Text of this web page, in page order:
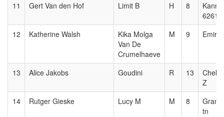
11 Gert Van den Hof Limit B H 8
6261
12
Katherine Walsh
Kika Molga
Van De
Crumelhaeve
M 9 Emir R
13 Alice Jakobs Goudini R 13
Z
14
Rutger Gieske Lucy M M 8
tn